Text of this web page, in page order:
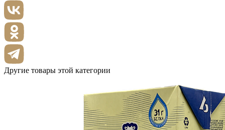
Другие товары этой категории